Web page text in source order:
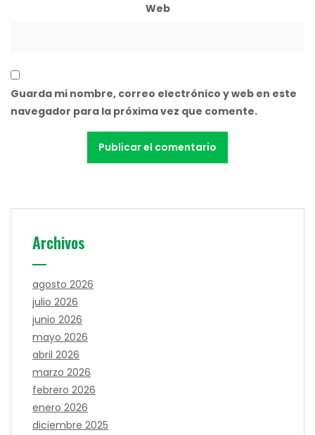
Web
Guarda mi nombre, correo electrónico y web en este
navegador para la próxima vez que comente.
Archivos
agosto 2026
julio 2026
junio 2026
mayo 2026
abril 2026
marzo 2026
febrero 2026
enero 2026
diciembre 2025